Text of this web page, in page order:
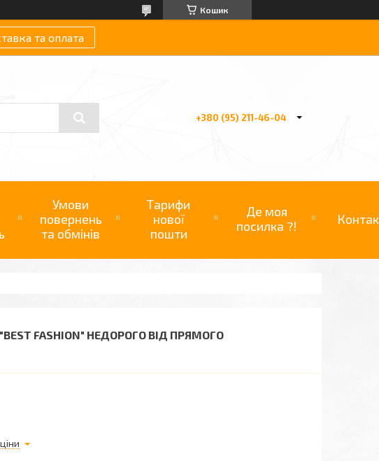
Кошик
та оплата
+380 (95) 211-46-04
Умови
повернень
та обмінів
Тарифи
нової
пошти
Де моя
посилка ?!
FASHION" НЕДОРОГО ВІД ПРЯМОГО